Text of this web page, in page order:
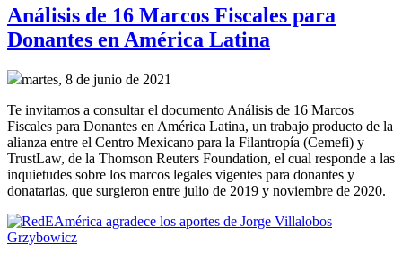
Análisis de 16 Marcos Fiscales para
Donantes en América Latina
martes, 8 de junio de 2021
Te invitamos a consultar el documento Análisis de 16 Marcos
Fiscales para Donantes en América Latina, un trabajo producto de la
alianza entre el Centro Mexicano para la Filantropía (Cemefi) y
TrustLaw, de la Thomson Reuters Foundation, el cual responde a las
inquietudes sobre los marcos legales vigentes para donantes y
donatarias, que surgieron entre julio de 2019 y noviembre de 2020.